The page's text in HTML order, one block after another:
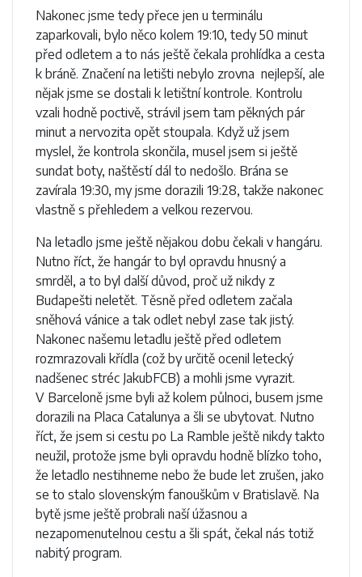
Nakonec jsme tedy přece jen u terminálu
zaparkovali, bylo něco kolem 19:10, tedy 50 minut
před odletem a to nás ještě čekala prohlídka a cesta
k bráně. Značení na letišti nebylo zrovna nejlepší, ale
nějak jsme se dostali k letištní kontrole. Kontrolu
vzali hodně poctivě, strávil jsem tam pěkných pár
minut a nervozita opět stoupala. Když už jsem
myslel, že kontrola skončila, musel jsem si ještě
sundat boty, naštěstí dál to nedošlo. Brána se
zavírala 19:30, my jsme dorazili 19:28, takže nakonec
vlastně s přehledem a velkou rezervou.
Na letadlo jsme ještě nějakou dobu čekali v hangáru.
Nutno říct, že hangár to byl opravdu hnusný a
smrděl, a to byl další důvod, proč už nikdy z
Budapešti neletět. Těsně před odletem začala
sněhová vánice a tak odlet nebyl zase tak jistý.
Nakonec našemu letadlu ještě před odletem
rozmrazovali křídla (což by určitě ocenil letecký
nadšenec stréc JakubFCB) a mohli jsme vyrazit.
V Barceloně jsme byli až kolem půlnoci, busem jsme
dorazili na Placa Catalunya a šli se ubytovat. Nutno
říct, že jsem si cestu po La Ramble ještě nikdy takto
neužil, protože jsme byli opravdu hodně blízko toho,
že letadlo nestihneme nebo že bude let zrušen, jako
se to stalo slovenským fanouškům v Bratislavě. Na
bytě jsme ještě probrali naší úžasnou a
nezapomenutelnou cestu a šli spát, čekal nás totiž
nabitý program.